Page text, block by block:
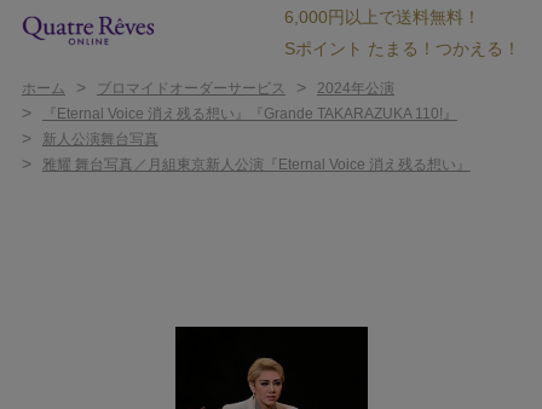
6,000円以上で送料無料！
Sポイント たまる！つかえる！
ホーム > ブロマイドオーダーサービス > 2024年公演
> 『Eternal Voice 消え残る想い』『Grande TAKARAZUKA 110!』
> 新人公演舞台写真
> 雅耀 舞台写真／月組東京新人公演『Eternal Voice 消え残る想い』